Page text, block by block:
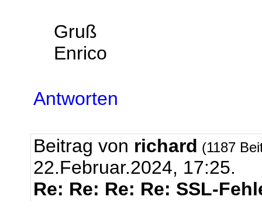
Gruß
Enrico
Antworten
Beitrag von richard (1187
22.Februar.2024, 17:25.
Re: Re: Re: Re: SSL-